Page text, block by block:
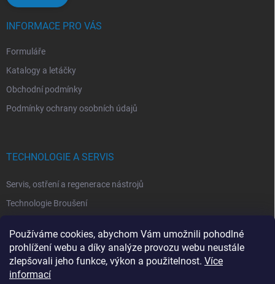
Používáme cookies, abychom Vám umožnili pohodlné
prohlížení webu a díky analýze provozu webu neustále
zlepšovali jeho funkce, výkon a použitelnost. Více
informací
INFORMACE PRO VÁS
Formuláře
Katalogy a letáčky
Obchodní podmínky
Podmínky ochrany osobních údajů
TECHNOLOGIE A SERVIS
Servis, ostření a regenerace nástrojů
Technologie Broušení
Technologie Laserová Ablace